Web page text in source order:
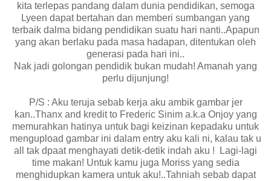
kita terlepas pandang dalam dunia pendidikan, semoga
Lyeen dapat bertahan dan memberi sumbangan yang
terbaik dalma bidang pendidikan suatu hari nanti..Apapun
yang akan berlaku pada masa hadapan, ditentukan oleh
generasi pada hari ini..
Nak jadi golongan pendidik bukan mudah! Amanah yang
perlu dijunjung!
P/S : Aku teruja sebab kerja aku ambik gambar jer
kan..Thanx and kredit to Frederic Sinim a.k.a Onjoy yang
memurahkan hatinya untuk bagi keizinan kepadaku untuk
mengupload gambar ini dalam entry aku kali ni, kalau tak u
all tak dpaat menghayati detik-detik indah aku ! Lagi-lagi
time makan! Untuk kamu juga Moriss yang sedia
menghidupkan kamera untuk aku!..Tahniah sebab dapat